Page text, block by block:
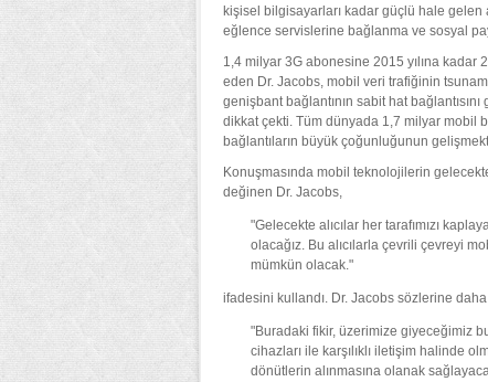
kişisel bilgisayarları kadar güçlü hale
eğlence servislerine bağlanma ve sosyal
1,4 milyar 3G abonesine 2015 yılına
eden Dr. Jacobs, mobil veri trafiğinin
genişbant bağlantının sabit hat
dikkat çekti. Tüm dünyada 1,7 milyar mobil
bağlantıların büyük çoğunluğunun
Konuşmasında mobil teknolojilerin
değinen Dr. Jacobs,
"Gelecekte alıcılar her tarafımızı
olacağız. Bu alıcılarla çevrili çevreyi
mümkün olacak."
ifadesini kullandı. Dr. Jacobs sözlerine
"Buradaki fikir, üzerimize giyeceğimiz
cihazları ile karşılıklı iletişim halinde
dönütlerin alınmasına olanak